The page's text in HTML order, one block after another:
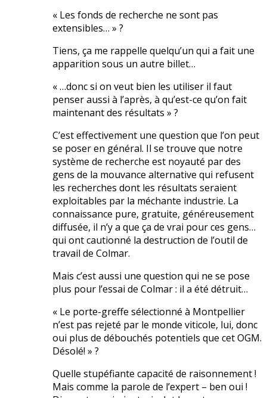
« Les fonds de recherche ne sont pas
extensibles… » ?
Tiens, ça me rappelle quelqu’un qui a fait une
apparition sous un autre billet…
« …donc si on veut bien les utiliser il faut
penser aussi à l’après, à qu’est-ce qu’on fait
maintenant des résultats » ?
C’est effectivement une question que l’on peut
se poser en général. Il se trouve que notre
système de recherche est noyauté par des
gens de la mouvance alternative qui refusent
les recherches dont les résultats seraient
exploitables par la méchante industrie. La
connaissance pure, gratuite, généreusement
diffusée, il n’y a que ça de vrai pour ces gens…
qui ont cautionné la destruction de l’outil de
travail de Colmar.
Mais c’est aussi une question qui ne se pose
plus pour l’essai de Colmar : il a été détruit…
« Le porte-greffe sélectionné à Montpellier
n’est pas rejeté par le monde viticole, lui, donc
oui plus de débouchés potentiels que cet OGM.
Désolé! » ?
Quelle stupéfiante capacité de raisonnement !
Mais comme la parole de l’expert – ben oui !